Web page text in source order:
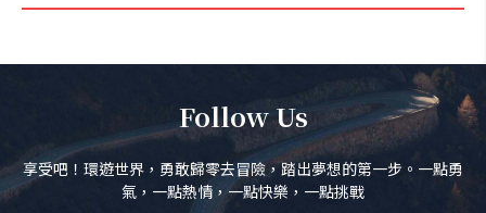
Follow Us
享受吧！環遊世界，勇敢歸零去冒險，踏出夢想的第一步。一點勇
氣，一點熱情，一點快樂，一點挑戰